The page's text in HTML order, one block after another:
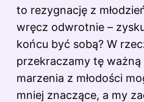
to rezygnację z
wręcz odwrotnie –
końcu być sobą? W
przekraczamy tę ważną
marzenia z młodości
mniej znaczące, a my